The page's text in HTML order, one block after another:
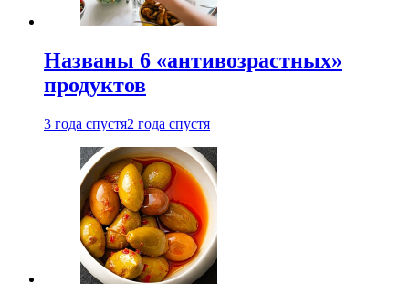
Названы 6 «антивозрастных»
продуктов
3 года спустя2 года спустя